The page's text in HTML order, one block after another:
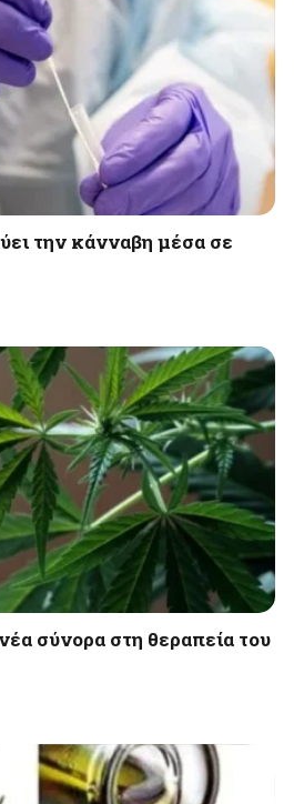
την κάνναβη μέσα σε
σύνορα στη θεραπεία του